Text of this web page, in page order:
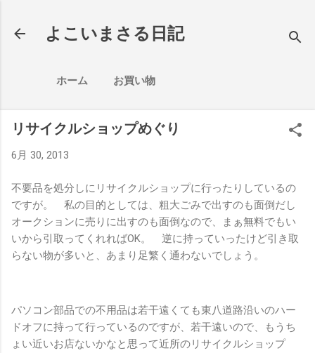
よこいまさる日記
ホーム お買い物
リサイクルショップめぐり
6月 30, 2013
不要品を処分しにリサイクルショップに行ったりしているの
ですが。 私の目的としては、粗大ごみで出すのも面倒だし
オークションに売りに出すのも面倒なので、まぁ無料でもい
いから引取ってくれればOK。 逆に持っていったけど引き取
らない物が多いと、あまり足繁く通わないでしょう。
パソコン部品での不用品は若干遠くても東八道路沿いのハー
ドオフに持って行っているのですが、若干遠いので、もうち
ょい近いお店ないかなと思って近所のリサイクルショップ